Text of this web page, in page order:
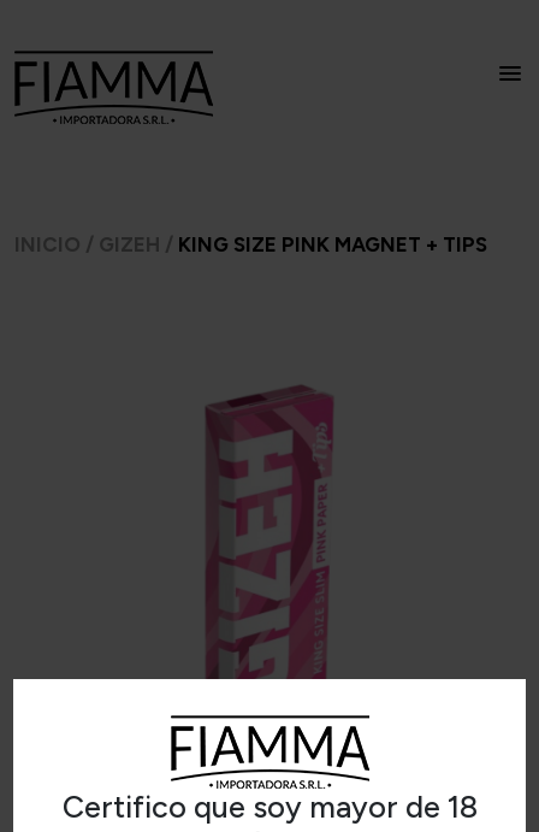
Certifico que soy mayor de 18
INICIO / GIZEH / KING SIZE PINK MAGNET + TIPS